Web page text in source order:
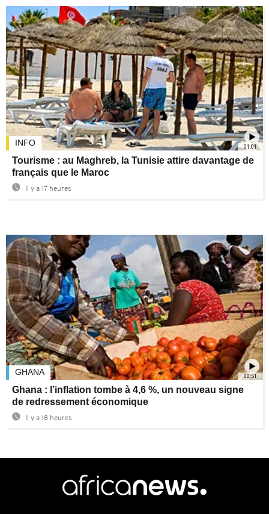
01:01
INFO
Tourisme : au Maghreb, la Tunisie attire davantage de
français que le Maroc
Il y a 17 heures
00:51
GHANA
Ghana : l’inflation tombe à 4,6 %, un nouveau signe
de redressement économique
Il y a 18 heures